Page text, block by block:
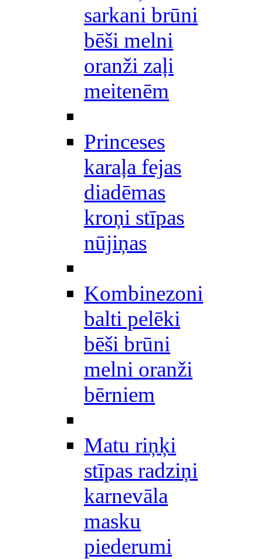
sarkani brūni
bēši melni
oranži zaļi
meitenēm
Princeses
karaļa fejas
diadēmas
kroņi stīpas
nūjiņas
Kombinezoni
balti pelēki
bēši brūni
melni oranži
bērniem
Matu riņķi
stīpas radziņi
karnevāla
masku
piederumi